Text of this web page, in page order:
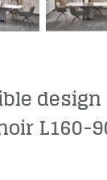
L160-